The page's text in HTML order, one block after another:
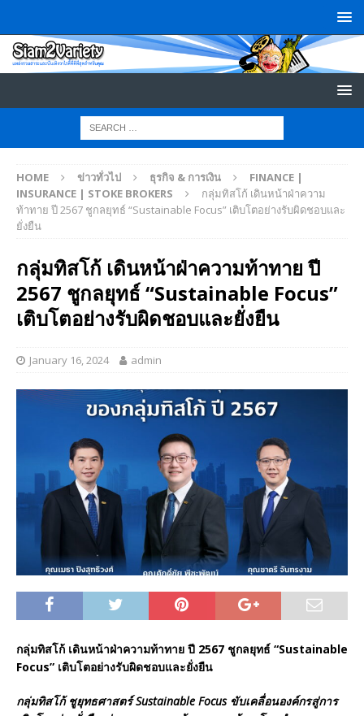
HOME ข่าวทั่วไป ธุรกิจ & การเงิน
FINANCE |
INSURANCE | STOKE BROKERS
กลุ่มทิสโก้ เดินหน้าฝ่าความ
ท้าทาย ปี 2567 ชูกลยุทธ์ “Sustainable Focus” เติบโตอย่างรับผิดชอบและ
ยั่งยืน
กลุ่มทิสโก้ เดินหน้าฝ่าความท้าทาย ปี
2567 ชูกลยุทธ์ “Sustainable Focus”
เติบโตอย่างรับผิดชอบและยั่งยืน
January 16, 2024 admin
กลุ่มทิสโก้ เดินหน้าฝ่าความท้าทาย ปี 2567 ชูกลยุทธ์ “Sustainable
Focus” เติบโตอย่างรับผิดชอบและยั่งยืน
กลุ่มทิสโก้ ชูยุทธศาสตร์ Sustainable Focus ขับเคลื่อนองค์กรสู่การ